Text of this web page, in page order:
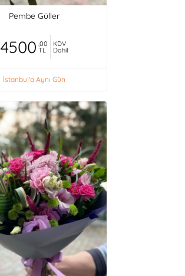
Pembe Güller
4500 ,00
TL
KDV
Dahil
İstanbul'a Aynı Gün